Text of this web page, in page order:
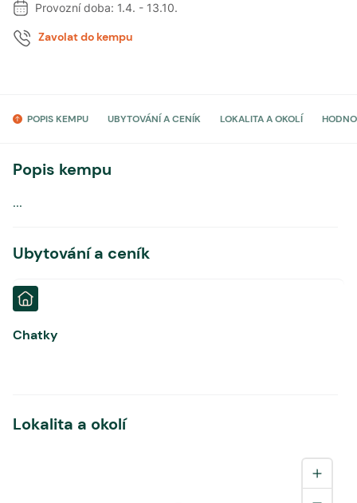
Provozní doba: 1.4. - 13.10.
Zavolat do kempu
POPIS KEMPU UBYTOVÁNÍ A CENÍK LOKALITA A OKOLÍ
Popis kempu
...
Ubytování a ceník
Chatky
Lokalita a okolí